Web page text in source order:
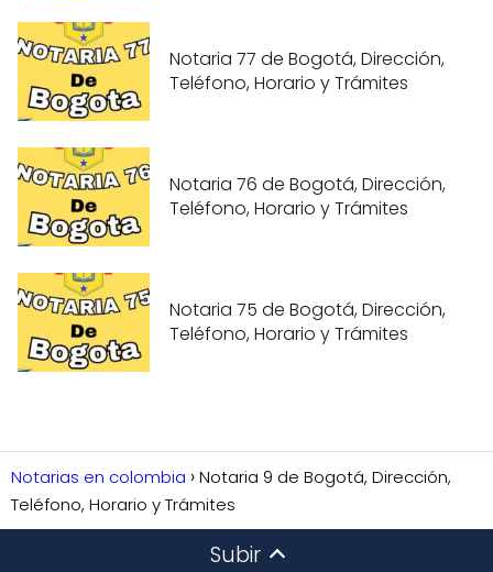
Notaria 77 de Bogotá, Dirección,
Teléfono, Horario y Trámites
Notaria 76 de Bogotá, Dirección,
Teléfono, Horario y Trámites
Notaria 75 de Bogotá, Dirección,
Teléfono, Horario y Trámites
Notarias en colombia
Notaria 9 de Bogotá, Dirección,
Teléfono, Horario y Trámites
Subir